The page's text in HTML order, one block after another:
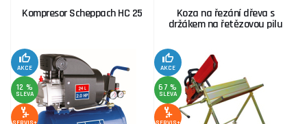
Kompresor Scheppach HC 25
AKCE
12 %
SLEVA
Koza na řezání dřeva s
držákem na řetězovou pilu
AKCE
67 %
SLEVA